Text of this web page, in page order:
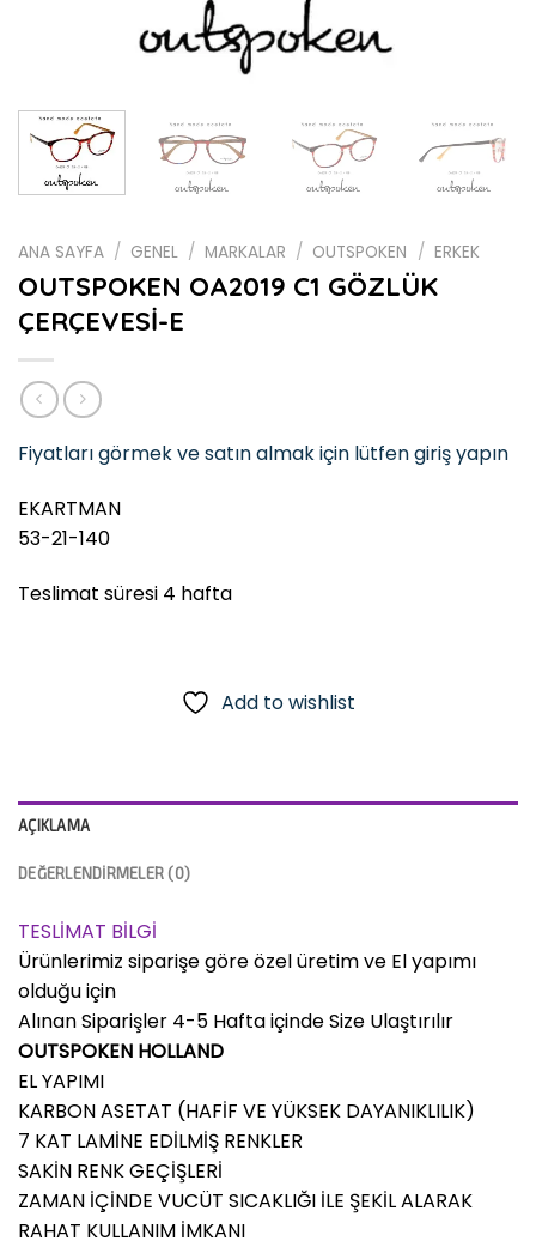
ANA SAYFA / GENEL / MARKALAR / OUTSPOKEN / ERKEK
OUTSPOKEN OA2019 C1 GÖZLÜK
ÇERÇEVESİ-E
Fiyatları görmek ve satın almak için lütfen giriş yapın
EKARTMAN
53-21-140
Teslimat süresi 4 hafta
Add to wishlist
AÇIKLAMA
DEĞERLENDIRMELER (0)
TESLİMAT BİLGİ
Ürünlerimiz siparişe göre özel üretim ve El yapımı
olduğu için
Alınan Siparişler 4-5 Hafta içinde Size Ulaştırılır
OUTSPOKEN HOLLAND
EL YAPIMI
KARBON ASETAT (HAFİF VE YÜKSEK DAYANIKLILIK)
7 KAT LAMİNE EDİLMİŞ RENKLER
SAKİN RENK GEÇİŞLERİ
ZAMAN İÇİNDE VUCÜT SICAKLIĞI İLE ŞEKİL ALARAK
RAHAT KULLANIM İMKANI